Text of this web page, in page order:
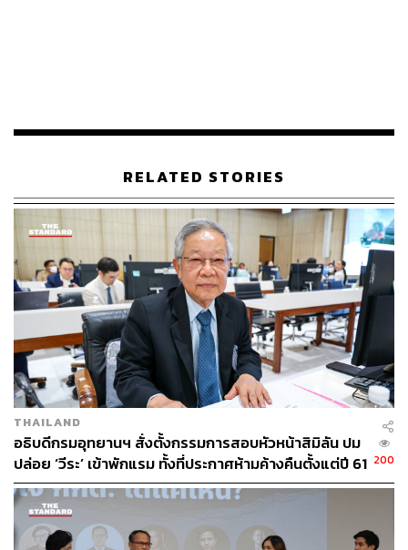
จังหวัดที่มี 6 เขต: นครสวรรค์, นครปฐม, มหาสารคาม,
เพชรบูรณ์, กาฬสินธุ์
จังหวัดที่มี 5 เขต: กาญจนบุรี, พระนครศรีอยุธยา,
พิษณุโลก, ราชบุรี, ระยอง, สุพรรณบุรี,
นราธิวาส,ปัตตานี
จังหวัดที่มี 4 เขต: กำแพงเพชร, ฉะเชิงเทรา, ตรัง,
นครพนม, ลำปาง, เลย, สมุทรสาคร, สระบุรี,
ลพบุรี,สุโขทัย
จังหวัดที่มี 3 เขต: กระบี่, จันทบุรี, ชุมพร, น่าน, บึงกาฬ,
ประจวบคีรีขันธ์, ปราจีนบุรี, พัทลุง, พิจิตร, เพชรบุรี,
แพร่, พะเยา, ภูเก็ต, ยโสธร, ยะลา, หนองคาย,
หนองบัวลำภู, สระแก้ว, อุตรดิตถ์ , ตาก
จังหวัดที่มี 2 เขต: นครนายก, พังงา, มุกดาหาร,
แม่ฮ่องสอน, อ่างทอง, อำนาจเจริญ, อุทัยธานี, สตูล,
ลำพูน ,ชัยนาท
จังหวัดที่มี 1 เขต: ตราด, ระนอง, สมุทรสงคราม,
สิงห์บุรี
RELATED STORIES
THAILAND
อธิบดีกรมอุทยานฯ สั่งตั้งกรรมการสอบหัวหน้าสิมิลัน ปม
ปล่อย ‘วีระ’ เข้าพักแรม ทั้งที่ประกาศห้ามค้างคืนตั้งแต่ปี 61 200